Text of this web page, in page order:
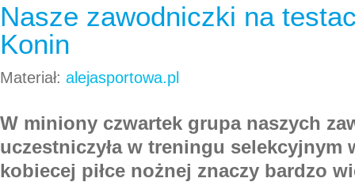
Nasze zawodniczki na
Konin
Materiał: alejasportowa.pl
W miniony czwartek grupa naszych
uczestniczyła w treningu selekcyjnym
kobiecej piłce nożnej znaczy bardzo